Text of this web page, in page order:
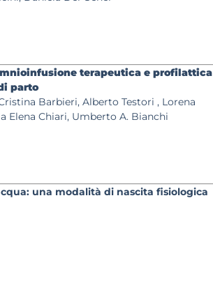
terapeutica e profilattica
parto
Barbieri, Alberto Testori , Lorena
Elena Chiari, Umberto A. Bianchi
una modalità di nascita fisiologica